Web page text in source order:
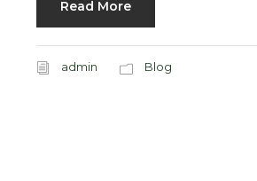
Read More
admin Blog